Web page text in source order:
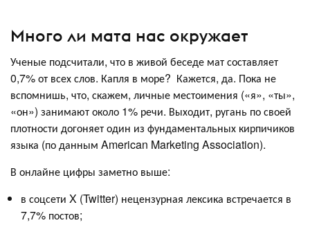
Много ли мата нас окружает
Ученые подсчитали, что в живой беседе мат составляет
0,7% от всех слов. Капля в море? Кажется, да. Пока не
вспомнишь, что, скажем, личные местоимения («я», «ты»,
«он») занимают около 1% речи. Выходит, ругань по своей
плотности догоняет один из фундаментальных кирпичиков
языка (по данным American Marketing Association).
В онлайне цифры заметно выше:
в соцсети X (Twitter) нецензурная лексика встречается в
7,7% постов;